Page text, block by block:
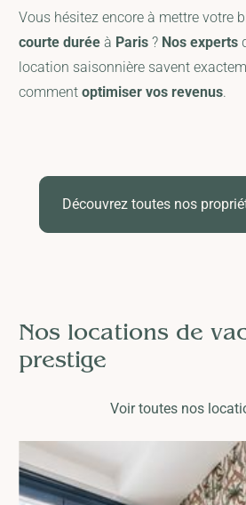
Vous hésitez encore à mettre votre
courte durée à Paris? Nos experts
location saisonnière savent
commentoptimiser vos revenus.
Découvrez toutes nos
Nos locations de
prestige
Voir toutes nos